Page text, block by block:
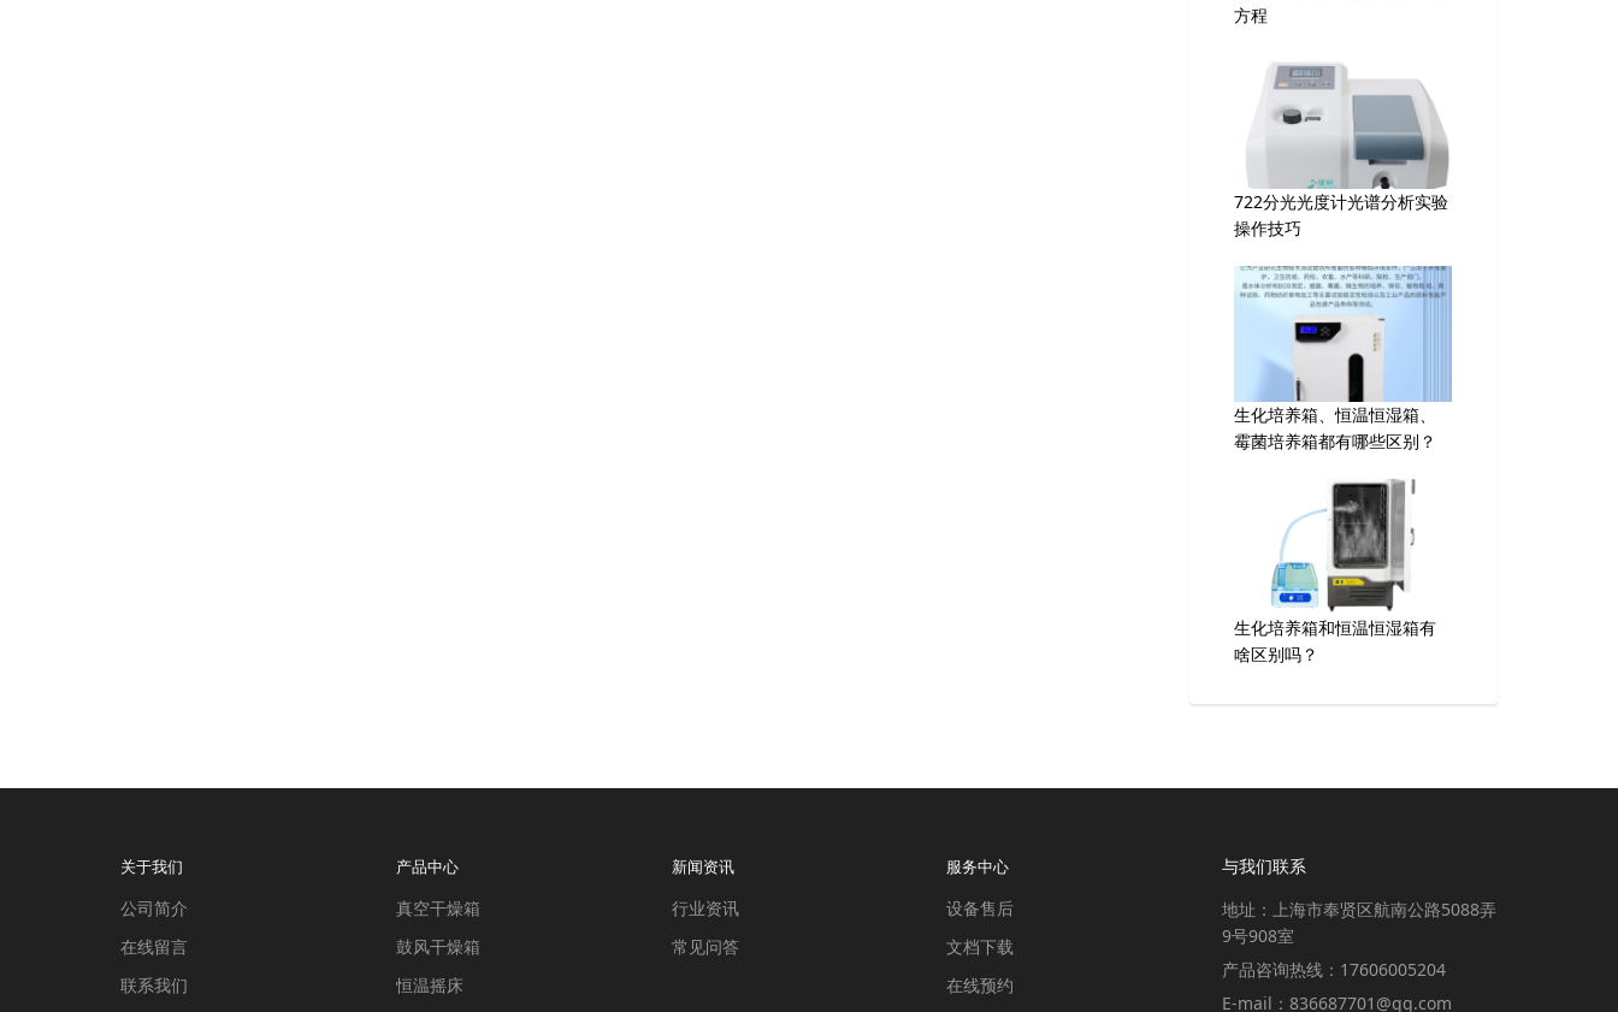
方程
722分光光度计光谱分析实验
操作技巧
生化培养箱、恒温恒湿箱、
霉菌培养箱都有哪些区别？
生化培养箱和恒温恒湿箱有
啥区别吗？
关于我们
公司简介
在线留言
联系我们
产品中心
真空干燥箱
鼓风干燥箱
恒温摇床
新闻资讯
行业资讯
常见问答
服务中心
设备售后
文档下载
在线预约
与我们联系
地址：上海市奉贤区航南公路5088弄
9号908室
产品咨询热线：17606005204
E-mail：836687701@qq.com